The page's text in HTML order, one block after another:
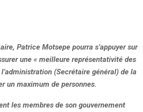
Patrice Motsepe pourra s’appuyer sur
une « meilleure représentativité des
(Secrétaire général) de la
un maximum de personnes.
les membres de son gouvernement